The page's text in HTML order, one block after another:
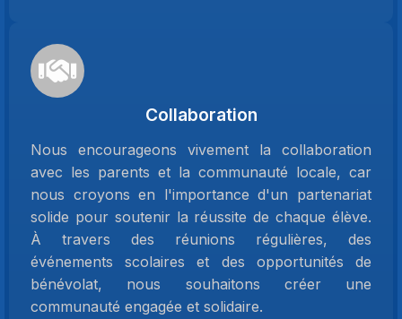
Collaboration
Nous encourageons vivement la collaboration
avec les parents et la communauté locale, car
nous croyons en l'importance d'un partenariat
solide pour soutenir la réussite de chaque élève.
À travers des réunions régulières, des
événements scolaires et des opportunités de
bénévolat, nous souhaitons créer une
communauté engagée et solidaire.